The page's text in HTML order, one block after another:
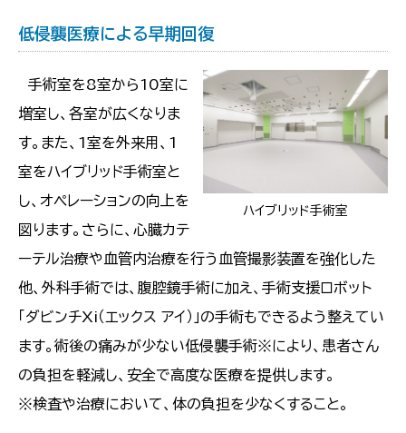
低侵襲医療による早期回復
ハイブリッド手術室
手術室を8室から10室に
増室し、各室が広くなりま
す。また、1室を外来用、1
室をハイブリッド手術室と
し、オペレーションの向上を
図ります。さらに、心臓カテ
ーテル治療や血管内治療を行う血管撮影装置を強化した
他、外科手術では、腹腔鏡手術に加え、手術支援ロボット
「ダビンチXi（エックス アイ）」の手術もできるよう整えてい
ます。術後の痛みが少ない低侵襲手術※により、患者さん
の負担を軽減し、安全で高度な医療を提供します。
※検査や治療において、体の負担を少なくすること。